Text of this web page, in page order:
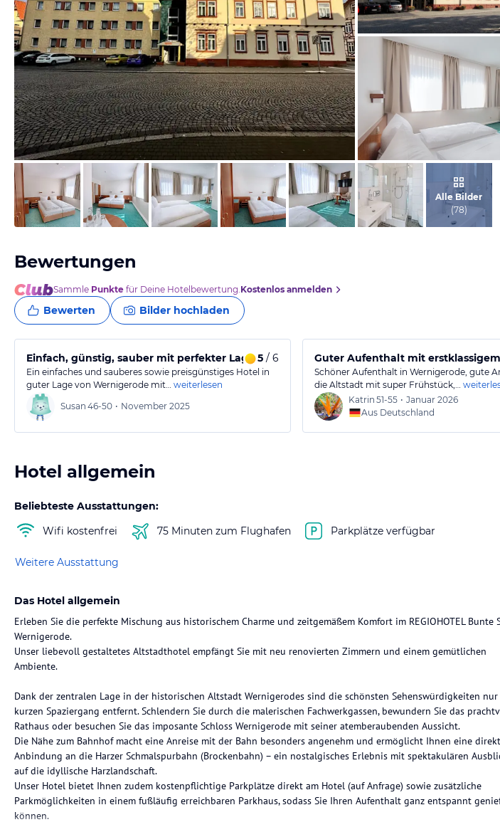
vom Hotelier, April 2025
von Reinhard, September
vom Hotelier, April 2025
Alle Bilder
(78)
Bewertungen
Sammle Punkte für Deine Hotelbewertung.Kostenlos anmelden
Bewerten Bilder hochladen
Einfach, günstig, sauber mit perfekter Lage 5 / 6
Ein einfaches und sauberes sowie preisgünstiges Hotel in
guter Lage von Wernigerode mit… weiterlesen
Susan 46-50 • November 2025
Guter Aufenthalt mit
Schöner Aufenthalt in Wernigerode, gute
die Altstadt mit super Frühstück,…
Katrin 51-55 • Januar 2026
Aus Deutschland
Hotel allgemein
Beliebteste Ausstattungen:
Wifi kostenfrei
75 Minuten zum Flughafen Parkplätze verfügbar
Weitere Ausstattung
Das Hotel allgemein
Erleben Sie die perfekte Mischung aus historischem Charme und zeitgemäßem Komfort im REGIOHOTEL Bunte
Wernigerode.
Unser liebevoll gestaltetes Altstadthotel empfängt Sie mit neu renovierten Zimmern und einem gemütlichen
Ambiente.
Dank der zentralen Lage in der historischen Altstadt Wernigerodes sind die schönsten Sehenswürdigkeiten nur
kurzen Spaziergang entfernt. Schlendern Sie durch die malerischen Fachwerkgassen, bewundern Sie das
Rathaus oder besuchen Sie das imposante Schloss Wernigerode mit seiner atemberaubenden Aussicht.
Die Nähe zum Bahnhof macht eine Anreise mit der Bahn besonders angenehm und ermöglicht Ihnen eine
Anbindung an die Harzer Schmalspurbahn (Brockenbahn) – ein nostalgisches Erlebnis mit spektakulären
auf die idyllische Harzlandschaft.
Unser Hotel bietet Ihnen zudem kostenpflichtige Parkplätze direkt am Hotel (auf Anfrage) sowie zusätzliche
Parkmöglichkeiten in einem fußläufig erreichbaren Parkhaus, sodass Sie Ihren Aufenthalt ganz entspannt
können.